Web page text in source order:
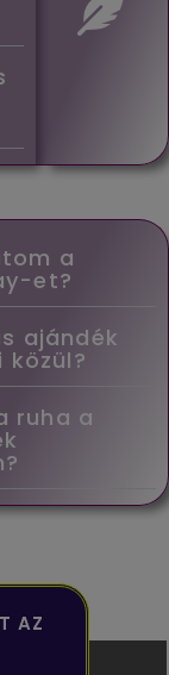
a
et?
ajándék
közül?
ruha a
AZ